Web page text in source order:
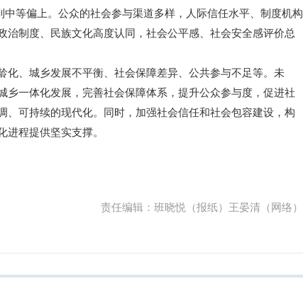
中等偏上。公众的社会参与渠道多样，人际信任水平、制度机构
治制度、民族文化高度认同，社会公平感、社会安全感评价总
、城乡发展不平衡、社会保障差异、公共参与不足等。未
乡一体化发展，完善社会保障体系，提升公众参与度，促进社
、可持续的现代化。同时，加强社会信任和社会包容建设，构
进程提供坚实支撑。
责任编辑：班晓悦（报纸）王晏清（网络）